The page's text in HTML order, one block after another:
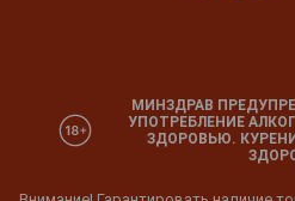
МИНЗДРАВ
УПОТРЕБЛЕНИЕ
ЗДОРОВЬЮ.